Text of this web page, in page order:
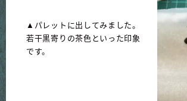
▲パレットに出してみました。
若干黒寄りの茶色といった印象
です。